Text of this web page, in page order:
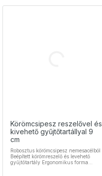
Körömcsipesz reszelővel és
kivehető gyűjtőtartállyal 9
cm
Robosztus körömcsipesz nemesacélból
Beépített körömreszelő és levehető
gyűjtőtartály Ergonomikus forma